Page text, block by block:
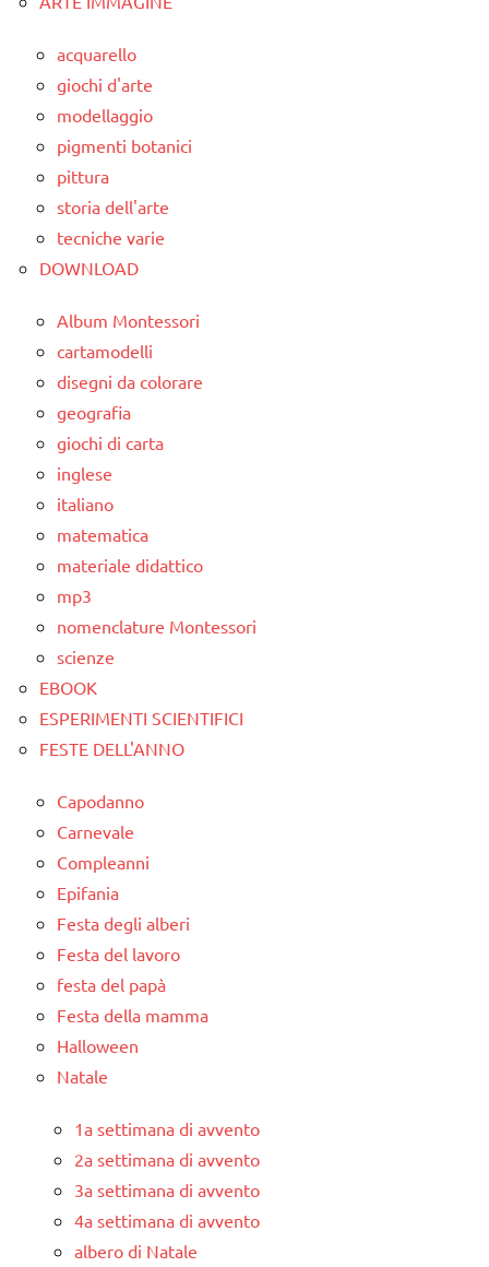
dettati
/
vegetali
dettati
ortografici
LINGUAGGIO
TUTTI GLI
ARGOMENTI
PER ETA'
TUTTI GLI
ARTICOLI
classi
3 ai
6
anni
LINGUAGGIO
poesie /
vegetali
filastrocche
scienze:
piante
TUTTI GLI
ARGOMENTI
PER ETA'
TUTTI GLI
ARTICOLI
acquarello
giochi d'arte
modellaggio
pigmenti botanici
pittura
storia dell'arte
tecniche varie
DOWNLOAD
Album Montessori
cartamodelli
disegni da colorare
geografia
giochi di carta
inglese
italiano
matematica
materiale didattico
mp3
nomenclature Montessori
scienze
EBOOK
ESPERIMENTI SCIENTIFICI
FESTE DELL'ANNO
Capodanno
Carnevale
Compleanni
Epifania
Festa degli alberi
Festa del lavoro
festa del papà
Festa della mamma
Halloween
Natale
1a settimana di avvento
2a settimana di avvento
3a settimana di avvento
4a settimana di avvento
albero di Natale